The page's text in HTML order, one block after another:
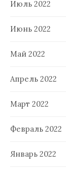
Июль 2022
Июнь 2022
Май 2022
Апрель 2022
Март 2022
Февраль 2022
Январь 2022